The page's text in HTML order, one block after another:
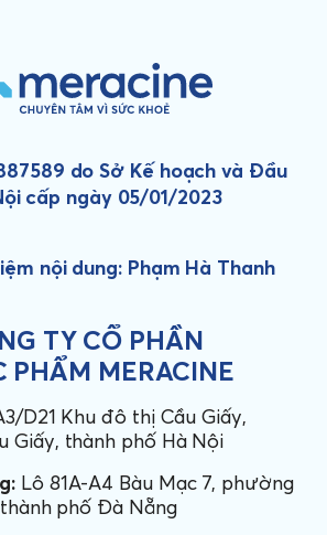
do Sở Kế hoạch và Đầu
cấp ngày 05/01/2023
nội dung: Phạm Hà Thanh
TY CỔ PHẦN
PHẨM MERACINE
D21 Khu đô thị Cầu Giấy,
Giấy, thành phố Hà Nội
Lô 81A-A4 Bàu Mạc 7, phường
phố Đà Nẵng